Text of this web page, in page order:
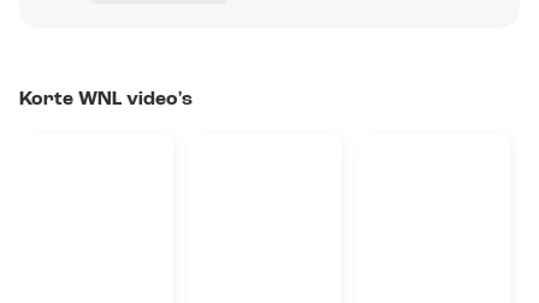
Korte WNL video's